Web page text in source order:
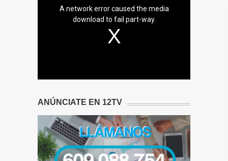
A network error caused the media
download to fail part-way.
ANÚNCIATE EN 12TV